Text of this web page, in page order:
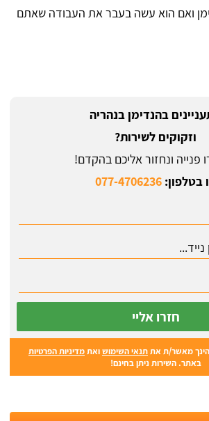
ואם הוא עשה בעבר את העבודה שאתם
בהנדימן בנהריה
וזקוקים לשירות?
פנייה ונחזור אליכם בהקדם!
בטלפון:077-4706236
חזרו אליי
מאשר/ת אתתנאי השימושואתמדיניות הפרטיות
באתר. השירות ניתן בחינם!